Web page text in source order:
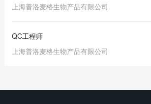
上海普洛麦格生物产品有限公司
QC工程师
上海普洛麦格生物产品有限公司